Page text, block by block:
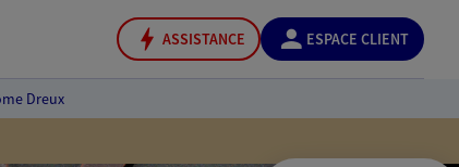
ASSISTANCE ESPACE CLIENT
Dreux